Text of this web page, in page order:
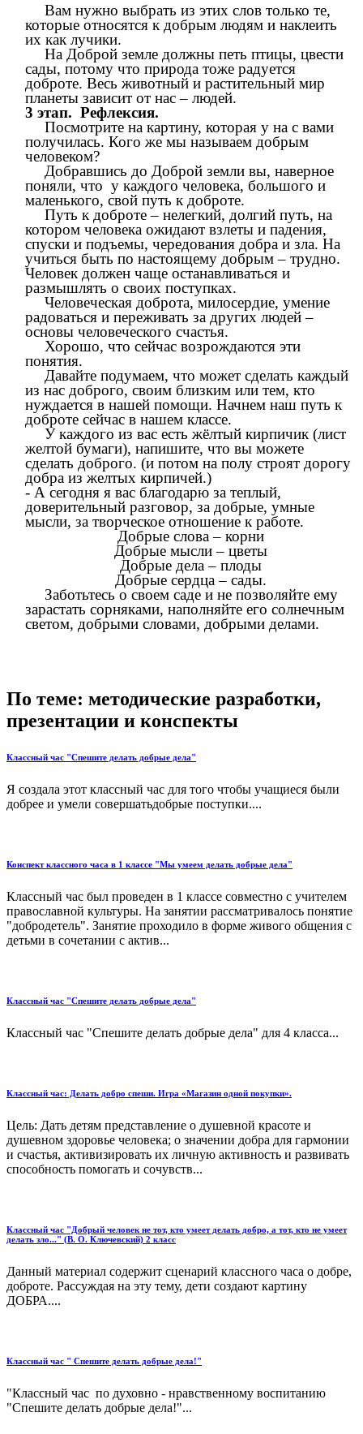
Вам нужно выбрать из этих слов только те,
которые относятся к добрым людям и наклеить
их как лучики.
На Доброй земле должны петь птицы, цвести
сады, потому что природа тоже радуется
доброте. Весь животный и растительный мир
планеты зависит от нас – людей.
3 этап. Рефлексия.
Посмотрите на картину, которая у на с вами
получилась. Кого же мы называем добрым
человеком?
Добравшись до Доброй земли вы, наверное
поняли, что у каждого человека, большого и
маленького, свой путь к доброте.
Путь к доброте – нелегкий, долгий путь, на
котором человека ожидают взлеты и падения,
спуски и подъемы, чередования добра и зла. На
учиться быть по настоящему добрым – трудно.
Человек должен чаще останавливаться и
размышлять о своих поступках.
Человеческая доброта, милосердие, умение
радоваться и переживать за других людей –
основы человеческого счастья.
Хорошо, что сейчас возрождаются эти
понятия.
Давайте подумаем, что может сделать каждый
из нас доброго, своим близким или тем, кто
нуждается в нашей помощи. Начнем наш путь к
доброте сейчас в нашем классе.
У каждого из вас есть жёлтый кирпичик (лист
желтой бумаги), напишите, что вы можете
сделать доброго. (и потом на полу строят дорогу
добра из желтых кирпичей.)
- А сегодня я вас благодарю за теплый,
доверительный разговор, за добрые, умные
мысли, за творческое отношение к работе.
Добрые слова – корни
Добрые мысли – цветы
Добрые дела – плоды
Добрые сердца – сады.
Заботьтесь о своем саде и не позволяйте ему
зарастать сорняками, наполняйте его солнечным
светом, добрыми словами, добрыми делами.
По теме: методические разработки,
презентации и конспекты
Классный час "Спешите делать добрые дела"
Я создала этот классный час для того чтобы учащиеся были
добрее и умели совершатьдобрые поступки....
Конспект классного часа в 1 классе "Мы умеем делать добрые дела"
Классный час был проведен в 1 классе совместно с учителем
православной культуры. На занятии рассматривалось понятие
"добродетель". Занятие проходило в форме живого общения с
детьми в сочетании с актив...
Классный час "Спешите делать добрые дела"
Классный час "Спешите делать добрые дела" для 4 класса...
Классный час: Делать добро спеши. Игра «Магазин одной покупки».
Цель: Дать детям представление о душевной красоте и
душевном здоровье человека; о значении добра для гармонии
и счастья, активизировать их личную активность и развивать
способность помогать и сочувств...
Классный час "Добрый человек не тот, кто умеет делать добро, а тот, кто не умеет
делать зло..." (В. О. Ключевский) 2 класс
Данный материал содержит сценарий классного часа о добре,
доброте. Рассуждая на эту тему, дети создают картину
ДОБРА....
Классный час " Спешите делать добрые дела!"
"Классный час по духовно - нравственному воспитанию
"Спешите делать добрые дела!"...